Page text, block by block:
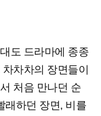
도 드라마에 종종
차차의 장면들이
처음 만나던 순
래하던 장면, 비를